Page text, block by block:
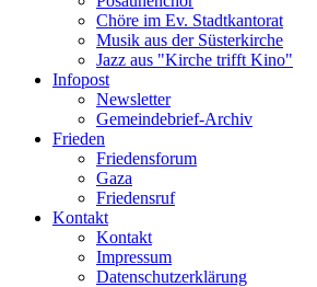
Chöre im Ev. Stadtkantorat
Musik aus der Süsterkirche
Jazz aus "Kirche trifft Kino"
Infopost
Newsletter
Gemeindebrief-Archiv
Frieden
Friedensforum
Gaza
Friedensruf
Kontakt
Kontakt
Impressum
Datenschutzerklärung